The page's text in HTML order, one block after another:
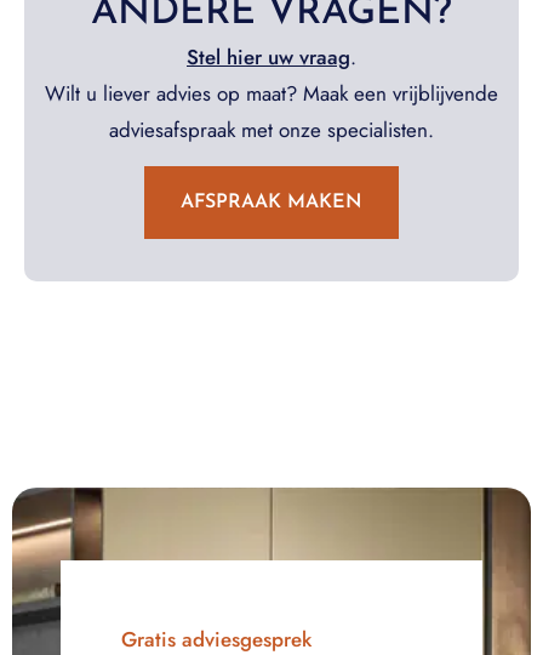
ANDERE VRAGEN?
Stel hier uw vraag.
Wilt u liever advies op maat? Maak een vrijblijvende
adviesafspraak met onze specialisten.
AFSPRAAK MAKEN
Gratis adviesgesprek